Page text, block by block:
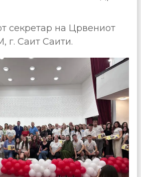
секретар на Црвениот
г. Саит Саити.